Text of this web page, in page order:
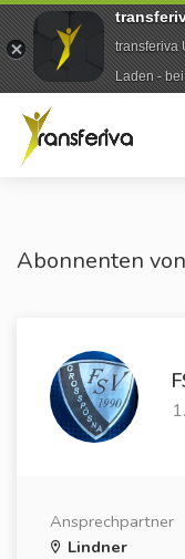
Abonnenten
Ansprechpartner
Lindner
transferiva
Laden -